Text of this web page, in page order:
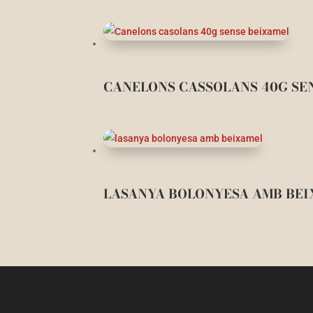
CANELONS CASSOLANS 40G
LASANYA BOLONYESA AMB